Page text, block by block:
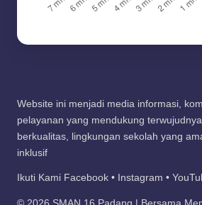
Website ini menjadi media informasi,
pelayanan yang mendukung
berkualitas, lingkungan sekolah yang
inklusif
Ikuti Kami Facebook • Instagram •